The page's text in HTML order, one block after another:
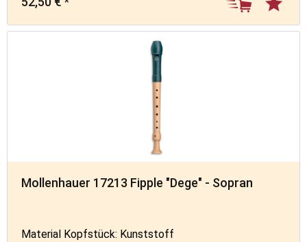
Mollenhauer 17213 Fipple "Dege" - Sopran
Material Kopfstück: Kunststoff